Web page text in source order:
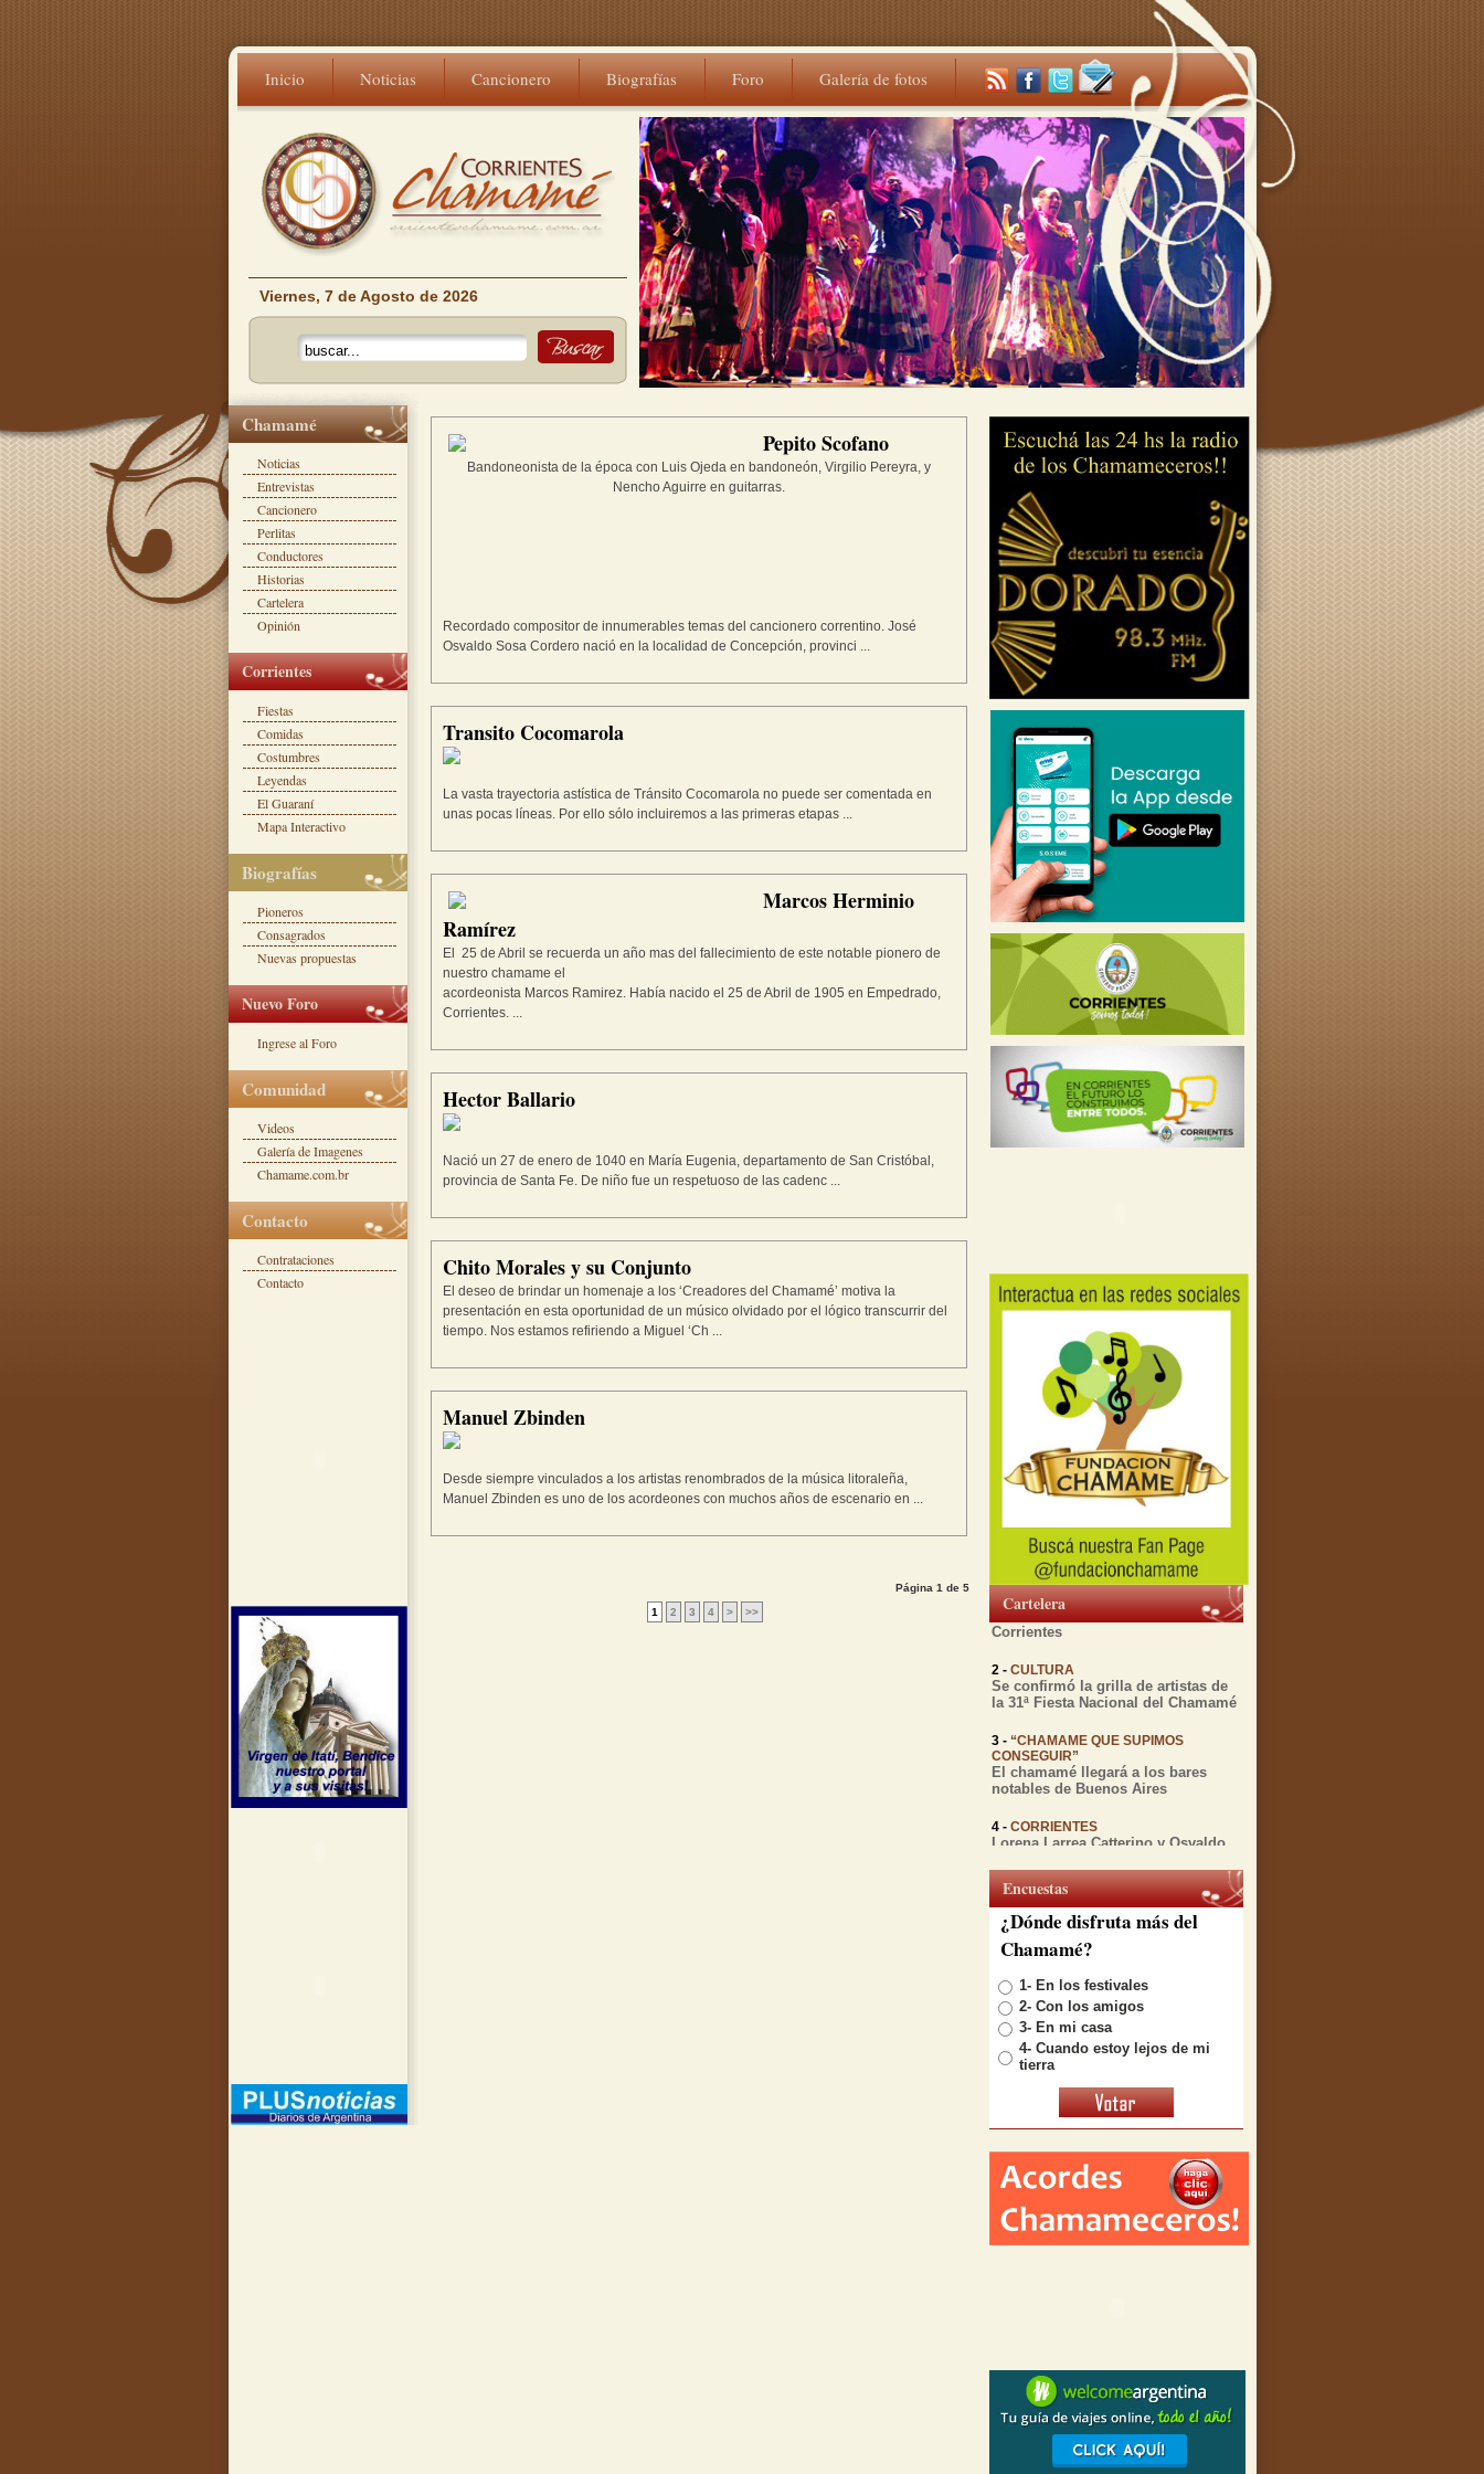
Inicio Noticias Cancionero Biografías Foro Galería de fotos
Viernes, 7 de Agosto de 2026
Cartelera
MIENTRAS TRANSCURRE EL
FESTIVAL DEL CHAMAMÉ
Diversas actividades culturales
relacionadas con el Chamamé se
realizarán esta semana en
Se confirmó la grilla de artistas de
la 31ª Fiesta Nacional del Chamamé
CONSEGUIR”
El chamamé llegará a los bares
notables de Buenos Aires
Lorena Larrea Catterino y Osvaldo
Gomez presentan "Chamamé en
A 12 años de su partida, la Peña de
la ciudad rinde honores a Julio
Godoy
Encuestas
¿Dónde disfruta más del
Chamamé?
1- En los festivales
2- Con los amigos
3- En mi casa
4- Cuando estoy lejos de mi
tierra
Pepito Scofano
Bandoneonista de la época con Luis Ojeda en bandoneón, Virgilio Pereyra, y
Nencho Aguirre en guitarras.
Recordado compositor de innumerables temas del cancionero correntino. José
Osvaldo Sosa Cordero nació en la localidad de Concepción, provinci ...
Transito Cocomarola
La vasta trayectoria astística de Tránsito Cocomarola no puede ser comentada en
unas pocas líneas. Por ello sólo incluiremos a las primeras etapas ...
Marcos Herminio
Ramírez
El 25 de Abril se recuerda un año mas del fallecimiento de este notable pionero de
nuestro chamame el
acordeonista Marcos Ramirez. Había nacido el 25 de Abril de 1905 en Empedrado,
Corrientes. ...
Hector Ballario
Nació un 27 de enero de 1040 en María Eugenia, departamento de San Cristóbal,
provincia de Santa Fe. De niño fue un respetuoso de las cadenc ...
Chito Morales y su Conjunto
El deseo de brindar un homenaje a los ‘Creadores del Chamamé’ motiva la
presentación en esta oportunidad de un músico olvidado por el lógico transcurrir del
tiempo. Nos estamos refiriendo a Miguel ‘Ch ...
Manuel Zbinden
Desde siempre vinculados a los artistas renombrados de la música litoraleña,
Manuel Zbinden es uno de los acordeones con muchos años de escenario en ...
Página 1 de 5
1
2 3 4 > >>
Chamamé
Noticias
Entrevistas
Cancionero
Perlitas
Conductores
Historias
Cartelera
Opinión
Corrientes
Fiestas
Comidas
Costumbres
Leyendas
El Guaraní
Mapa Interactivo
Biografías
Pioneros
Consagrados
Nuevas propuestas
Nuevo Foro
Ingrese al Foro
Comunidad
Videos
Galería de Imagenes
Chamame.com.br
Contacto
Contrataciones
Contacto